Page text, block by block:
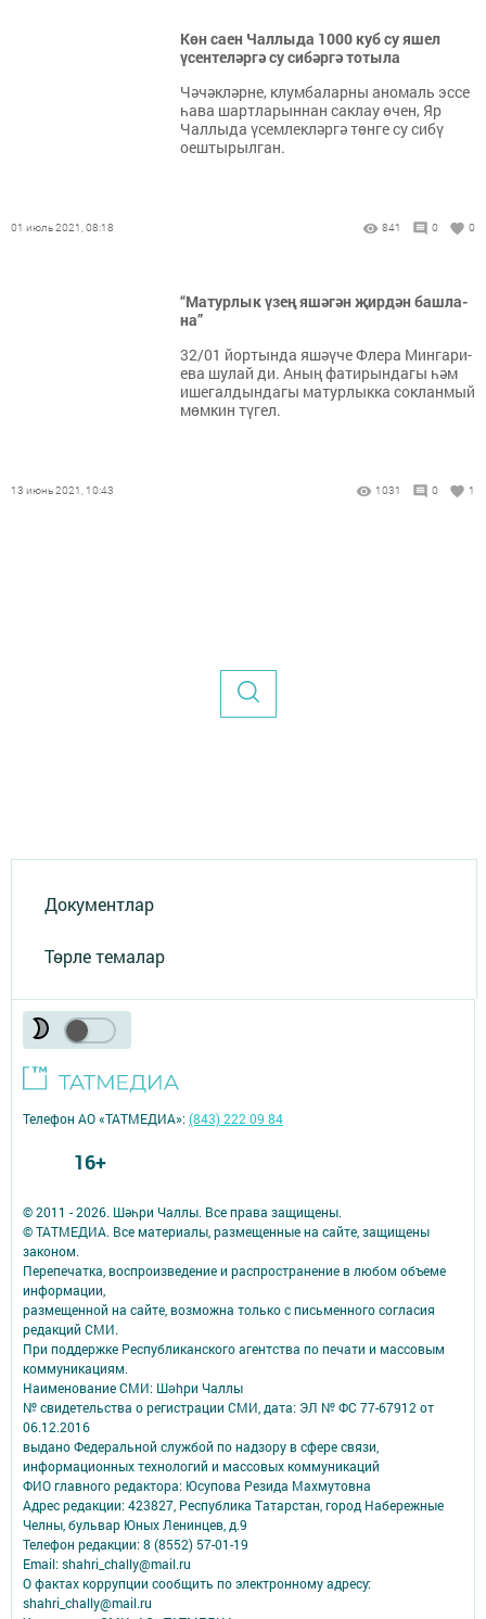
Көн саен Чаллыда 1000 куб су яшел
үсентеләргә су сибәргә тотыла
Чәчәкләрне, клумбаларны аномаль эссе
һава шартларыннан саклау өчен, Яр
Чаллыда үсемлекләргә төнге су сибү
оештырылган.
01 июль 2021, 08:18 841 0 0
“Ма­тур­лык үзең яшә­гән җир­дән баш­ла­
на”
32/01 йор­тын­да яшә­ү­че Фле­ра Мин­га­ри­
е­ва шу­лай ди. Аның фа­ти­рын­да­гы һәм
ише­гал­дын­да­гы ма­тур­лык­ка сок­лан­мый
мөм­кин тү­гел.
13 июнь 2021, 10:43 1031 0 1
Документлар
Төрле темалар
© 2011 - 2026. Шәһри Чаллы. Все права защищены.
© ТАТМЕДИА. Все материалы, размещенные на сайте, защищены
законом.
Перепечатка, воспроизведение и распространение в любом объеме
информации,
размещенной на сайте, возможна только с письменного согласия
редакций СМИ.
При поддержке Республиканского агентства по печати и массовым
коммуникациям.
Наименование СМИ: Шəhри Чаллы
№ свидетельства о регистрации СМИ, дата: ЭЛ № ФС 77-67912 от
06.12.2016
выдано Федеральной службой по надзору в сфере связи,
информационных технологий и массовых коммуникаций
ФИО главного редактора: Юсупова Резида Махмутовна
Адрес редакции: 423827, Республика Татарстан, город Набережные
Челны, бульвар Юных Ленинцев, д.9
Телефон редакции: 8 (8552) 57-01-19
Email: shahri_chally@mail.ru
О фактах коррупции сообщить по электронному адресу:
shahri_chally@mail.ru
Телефон АО «ТАТМЕДИА»:(843) 222 09 84
16+